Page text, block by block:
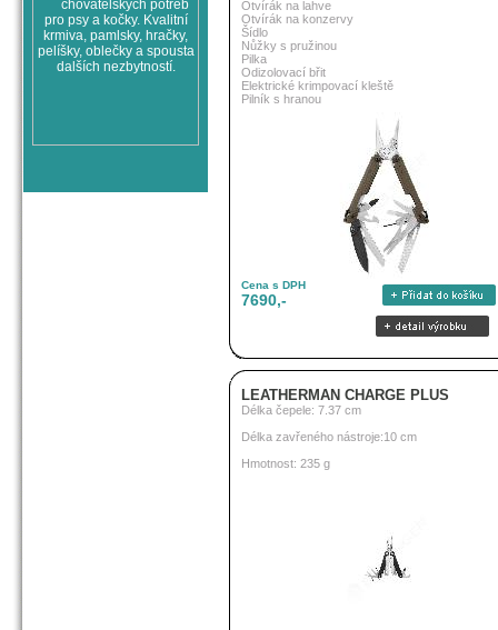
Otvírák na lahve
Otvírák na konzervy
Šídlo
Nůžky s pružinou
Pilka
Odizolovací břit
Elektrické krimpovací kleště
Pilník s hranou
Cena s DPH
7690,-
LEATHERMAN CHARGE PLUS
Délka čepele: 7.37 cm
Délka zavřeného nástroje:10 cm
Hmotnost: 235 g